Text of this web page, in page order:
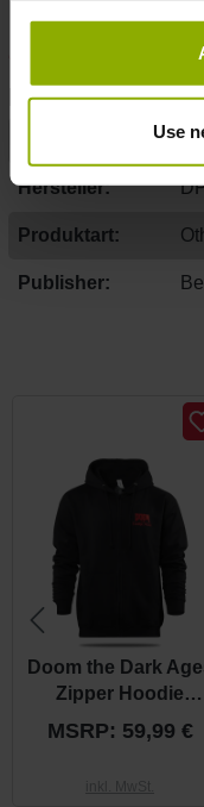
Use
die es düster und
DETAILS
Hersteller:
Produktart:
Publisher:
Produktgalerie
Doom the Dark
Zipper Hoodie
"Shield"
MSRP: 59,99 €